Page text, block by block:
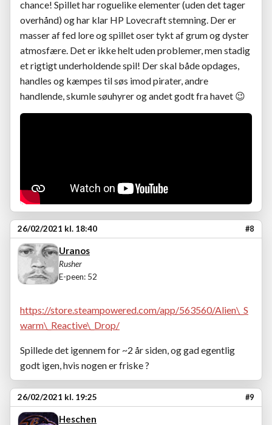
chance! Spillet har roguelike elementer (uden det tager
overhånd) og har klar HP Lovecraft stemning. Der er
masser af fed lore og spillet oser tykt af grum og dyster
atmosfære. Det er ikke helt uden problemer, men stadig
et rigtigt underholdende spil! Der skal både opdages,
handles og kæmpes til søs imod pirater, andre
handlende, skumle søuhyrer og andet godt fra havet 😉
26/02/2021 kl. 18:40 #8
Uranos
Rusher
E-peen: 52
https://store.steampowered.com/app/563560/Alien\_S
warm\_Reactive\_Drop/
Spillede det igennem for ~2 år siden, og gad egentlig
godt igen, hvis nogen er friske ?
26/02/2021 kl. 19:25 #9
Heschen